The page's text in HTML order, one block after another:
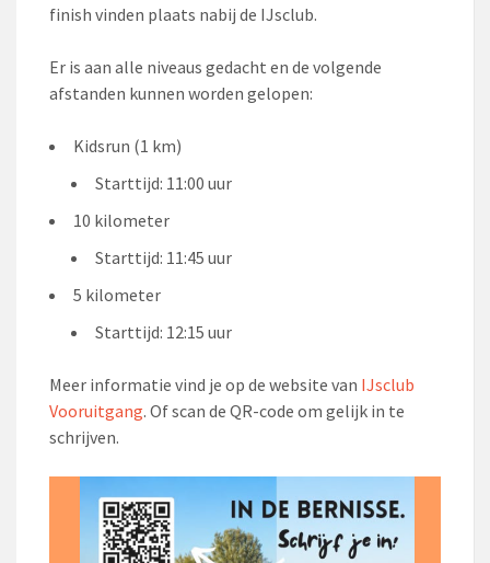
finish vinden plaats nabij de IJsclub.
Er is aan alle niveaus gedacht en de volgende
afstanden kunnen worden gelopen:
Kidsrun (1 km)
Starttijd: 11:00 uur
10 kilometer
Starttijd: 11:45 uur
5 kilometer
Starttijd: 12:15 uur
Meer informatie vind je op de website van IJsclub
Vooruitgang. Of scan de QR-code om gelijk in te
schrijven.